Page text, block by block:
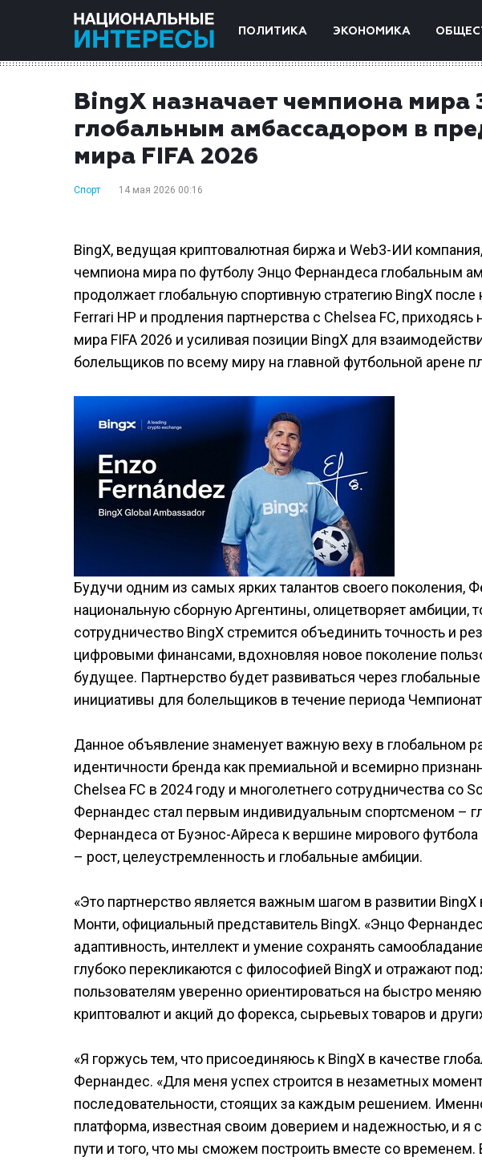
ПОЛИТИКА ЭКОНОМИКА
BingX назначает чемпиона
глобальным амбассадором в
мира FIFA 2026
Спорт 14 мая 2026 00:16
BingX, ведущая криптовалютная биржа и Web3-ИИ
чемпиона мира по футболу Энцо Фернандеса глобальным
продолжает глобальную спортивную стратегию BingX
Ferrari HP и продления партнерства с Chelsea FC,
мира FIFA 2026 и усиливая позиции BingX для
болельщиков по всему миру на главной футбольной арене
Будучи одним из самых ярких талантов своего поколения,
национальную сборную Аргентины, олицетворяет амбиции,
сотрудничество BingX стремится объединить точность и
цифровыми финансами, вдохновляя новое поколение
будущее. Партнерство будет развиваться через
инициативы для болельщиков в течение периода
Данное объявление знаменует важную веху в глобальном
идентичности бренда как премиальной и всемирно
Chelsea FC в 2024 году и многолетнего сотрудничества со
Фернандес стал первым индивидуальным спортсменом –
Фернандеса от Буэнос-Айреса к вершине мирового
– рост, целеустремленность и глобальные амбиции.
«Это партнерство является важным шагом в развитии
Монти, официальный представитель BingX. «Энцо
адаптивность, интеллект и умение сохранять
глубоко перекликаются с философией BingX и отражают
пользователям уверенно ориентироваться на быстро
криптовалют и акций до форекса, сырьевых товаров и
«Я горжусь тем, что присоединяюсь к BingX в качестве
Фернандес. «Для меня успех строится в незаметных
последовательности, стоящих за каждым решением.
платформа, известная своим доверием и надежностью, и я
пути и того, что мы сможем построить вместе со